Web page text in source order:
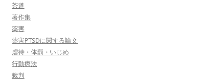
茶道
著作集
薬害
薬害PTSDに関する論文
虐待・体罰・いじめ
行動療法
裁判